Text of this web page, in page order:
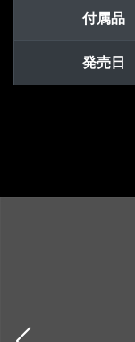
付属品
発売日